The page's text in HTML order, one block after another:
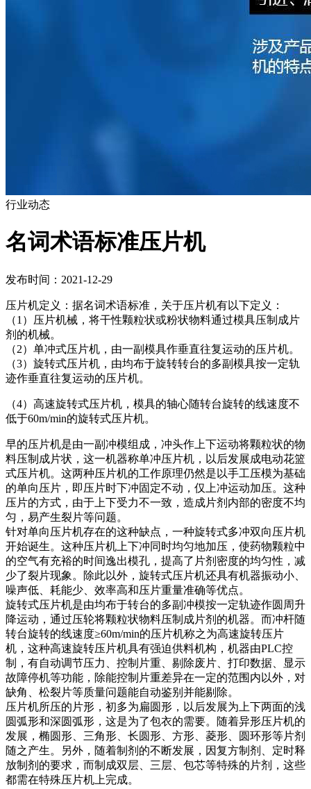
行业动态
名词术语标准压片机
发布时间：2021-12-29
压片机定义：据名词术语标准，关于压片机有以下定义：
（1）压片机械，将干性颗粒状或粉状物料通过模具压制成片
剂的机械。
（2）单冲式压片机，由一副模具作垂直往复运动的压片机。
（3）旋转式压片机，由均布于旋转转台的多副模具按一定轨
迹作垂直往复运动的压片机。
（4）高速旋转式压片机，模具的轴心随转台旋转的线速度不
低于60m/min的旋转式压片机。
早的压片机是由一副冲模组成，冲头作上下运动将颗粒状的物
料压制成片状，这一机器称单冲压片机，以后发展成电动花篮
式压片机。这两种压片机的工作原理仍然是以手工压模为基础
的单向压片，即压片时下冲固定不动，仅上冲运动加压。这种
压片的方式，由于上下受力不一致，造成片剂内部的密度不均
匀，易产生裂片等问题。
针对单向压片机存在的这种缺点，一种旋转式多冲双向压片机
开始诞生。这种压片机上下冲同时均匀地加压，使药物颗粒中
的空气有充裕的时间逸出模孔，提高了片剂密度的均匀性，减
少了裂片现象。除此以外，旋转式压片机还具有机器振动小、
噪声低、耗能少、效率高和压片重量准确等优点。
旋转式压片机是由均布于转台的多副冲模按一定轨迹作圆周升
降运动，通过压轮将颗粒状物料压制成片剂的机器。而冲杆随
转台旋转的线速度≥60m/min的压片机称之为高速旋转压片
机，这种高速旋转压片机具有强迫供料机构，机器由PLC控
制，有自动调节压力、控制片重、剔除废片、打印数据、显示
故障停机等功能，除能控制片重差异在一定的范围内以外，对
缺角、松裂片等质量问题能自动鉴别并能剔除。
压片机所压的片形，初多为扁圆形，以后发展为上下两面的浅
圆弧形和深圆弧形，这是为了包衣的需要。随着异形压片机的
发展，椭圆形、三角形、长圆形、方形、菱形、圆环形等片剂
随之产生。另外，随着制剂的不断发展，因复方制剂、定时释
放制剂的要求，而制成双层、三层、包芯等特殊的片剂，这些
都需在特殊压片机上完成。